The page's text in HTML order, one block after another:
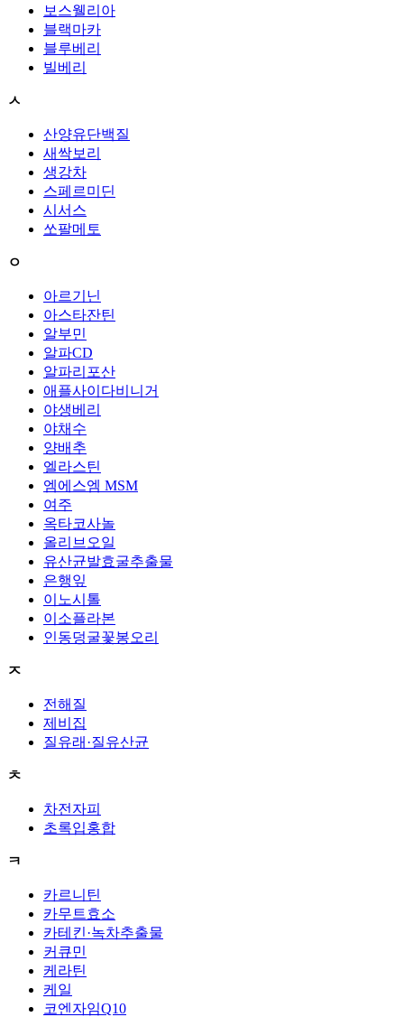
보스웰리아
블랙마카
블루베리
빌베리
ㅅ
산양유단백질
새싹보리
생강차
스페르미딘
시서스
쏘팔메토
ㅇ
아르기닌
아스타잔틴
알부민
알파CD
알파리포산
애플사이다비니거
야생베리
야채수
양배추
엘라스틴
엠에스엠 MSM
여주
옥타코사놀
올리브오일
유산균발효굴추출물
은행잎
이노시톨
이소플라본
인동덩굴꽃봉오리
ㅈ
전해질
제비집
질유래·질유산균
ㅊ
차전자피
초록입홍합
ㅋ
카르니틴
카무트효소
카테킨·녹차추출물
커큐민
케라틴
케일
코엔자임Q10